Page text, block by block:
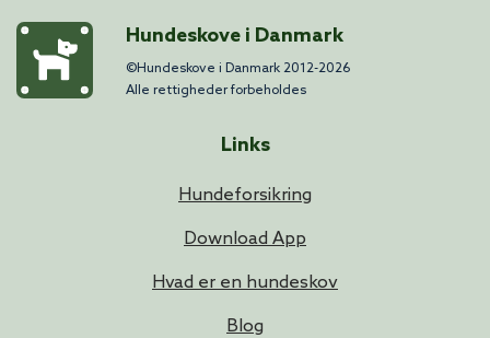
Hundeskove i Danmark
©Hundeskove i Danmark 2012-2026
Alle rettigheder forbeholdes
Links
Hundeforsikring
Download App
Hvad er en hundeskov
Blog